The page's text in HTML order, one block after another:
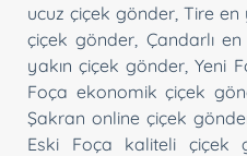
ucuz çiçek gönder Tire en
çiçek gönder Çandarlı
yakın çiçek gönder ,Yeni
Foça ekonomik çiçek
Şakran online çiçek
Eski Foça kaliteli çiçek